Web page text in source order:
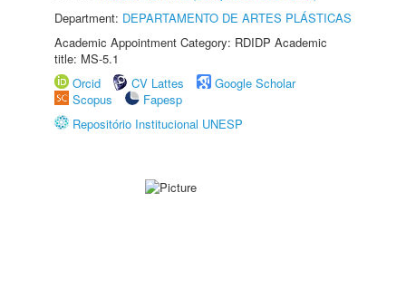
Department: DEPARTAMENTO DE ARTES PLÁSTICAS
Academic Appointment Category: RDIDP Academic
title: MS-5.1
Orcid
CV Lattes
Google Scholar
Scopus
Fapesp
Repositório Institucional UNESP